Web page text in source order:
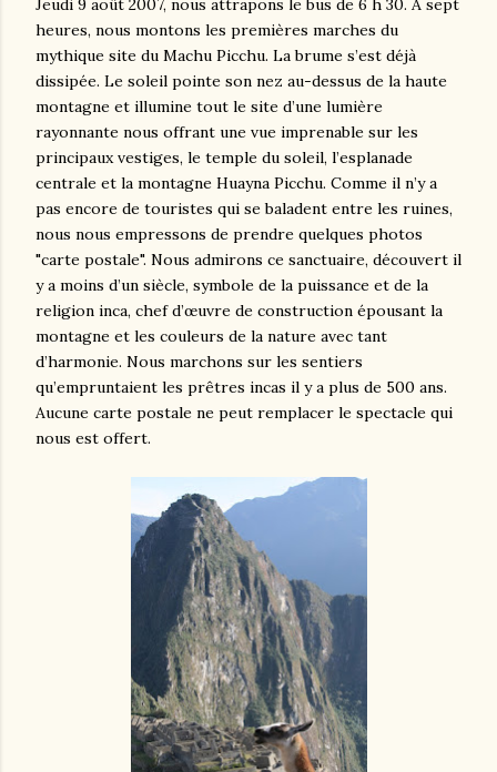
Jeudi 9 août 2007, nous attrapons le bus de 6 h 30. A sept
heures, nous montons les premières marches du
mythique site du Machu Picchu. La brume s’est déjà
dissipée. Le soleil pointe son nez au-dessus de la haute
montagne et illumine tout le site d’une lumière
rayonnante nous offrant une vue imprenable sur les
principaux vestiges, le temple du soleil, l’esplanade
centrale et la montagne Huayna Picchu. Comme il n’y a
pas encore de touristes qui se baladent entre les ruines,
nous nous empressons de prendre quelques photos
"carte postale". Nous admirons ce sanctuaire, découvert il
y a moins d’un siècle, symbole de la puissance et de la
religion inca, chef d’œuvre de construction épousant la
montagne et les couleurs de la nature avec tant
d’harmonie. Nous marchons sur les sentiers
qu’empruntaient les prêtres incas il y a plus de 500 ans.
Aucune carte postale ne peut remplacer le spectacle qui
nous est offert.